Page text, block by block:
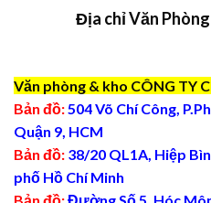
Địa chỉ Văn
Văn phòng & kho CÔNG TY
Bản đồ: 504 Võ Chí Công,
Quận 9, HCM
Bản đồ: 38/20 QL1A, Hiệp
phố Hồ Chí Minh